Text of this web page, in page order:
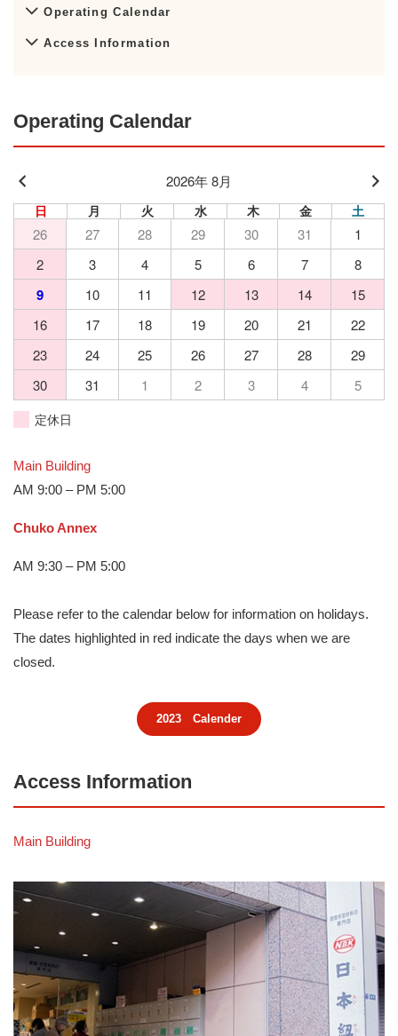
Operating Calendar
Access Information
Operating Calendar
2026年 8月
日 月 火 水 木 金 土
26 27 28 29 30 31
1
2
3 4 5 6 7 8
9 10 11 12 13 14
15
16
17 18 19 20 21
22
23
24 25 26 27 28
29
30
31 1 2 3 4 5
定休日
Main Building
AM 9:00 – PM 5:00
Chuko Annex
AM 9:30 – PM 5:00
Please refer to the calendar below for information on holidays.
The dates highlighted in red indicate the days when we are
closed.
2023 Calender
Access Information
Main Building